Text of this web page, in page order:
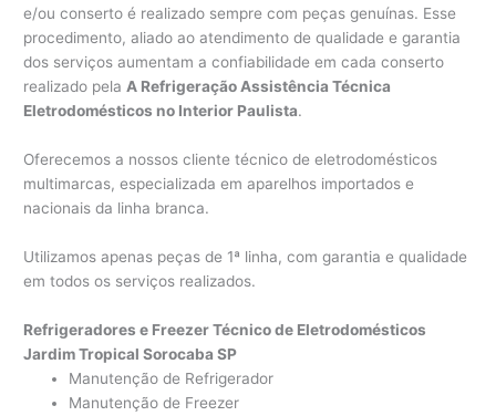
e/ou conserto é realizado sempre com peças genuínas. Esse
procedimento, aliado ao atendimento de qualidade e garantia
dos serviços aumentam a confiabilidade em cada conserto
realizado pela A Refrigeração Assistência Técnica
Eletrodomésticos no Interior Paulista.
Oferecemos a nossos cliente técnico de eletrodomésticos
multimarcas, especializada em aparelhos importados e
nacionais da linha branca.
Utilizamos apenas peças de 1ª linha, com garantia e qualidade
em todos os serviços realizados.
Refrigeradores e Freezer Técnico de Eletrodomésticos
Jardim Tropical Sorocaba SP
Manutenção de Refrigerador
Manutenção de Freezer